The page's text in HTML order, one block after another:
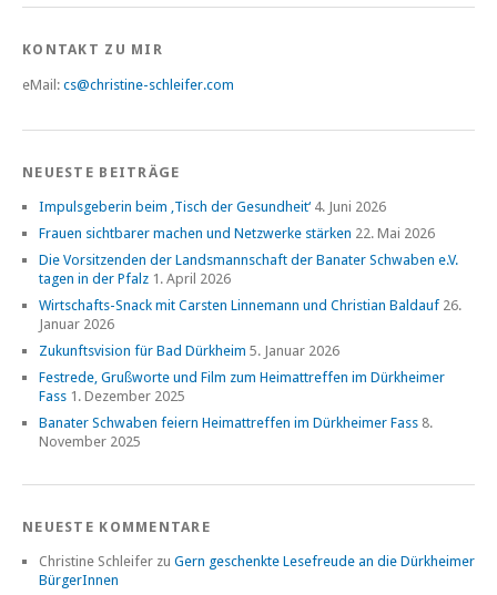
KONTAKT ZU MIR
eMail: cs@christine-schleifer.com
NEUESTE BEITRÄGE
Impulsgeberin beim ‚Tisch der Gesundheit‘ 4. Juni 2026
Frauen sichtbarer machen und Netzwerke stärken 22. Mai 2026
Die Vorsitzenden der Landsmannschaft der Banater Schwaben e.V.
tagen in der Pfalz 1. April 2026
Wirtschafts-Snack mit Carsten Linnemann und Christian Baldauf 26.
Januar 2026
Zukunftsvision für Bad Dürkheim 5. Januar 2026
Festrede, Grußworte und Film zum Heimattreffen im Dürkheimer
Fass 1. Dezember 2025
Banater Schwaben feiern Heimattreffen im Dürkheimer Fass 8.
November 2025
NEUESTE KOMMENTARE
Christine Schleifer zu Gern geschenkte Lesefreude an die Dürkheimer
BürgerInnen